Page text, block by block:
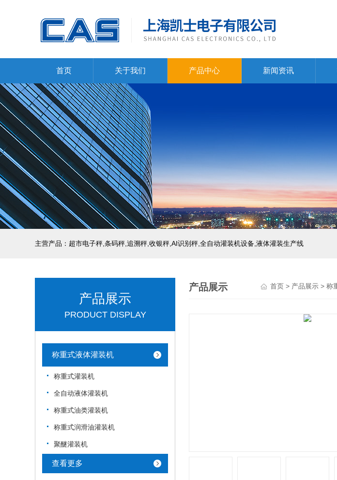
首页 关于我们 产品中心 新闻资讯
主营产品：超市电子秤,条码秤,追溯秤,收银秤,AI识别秤,全自动灌装机设备,液体灌装生产线
产品展示
PRODUCT DISPLAY
称重式液体灌装机
称重式灌装机
全自动液体灌装机
称重式油类灌装机
称重式润滑油灌装机
聚醚灌装机
查看更多
产品展示 首页> 产品展示> 称